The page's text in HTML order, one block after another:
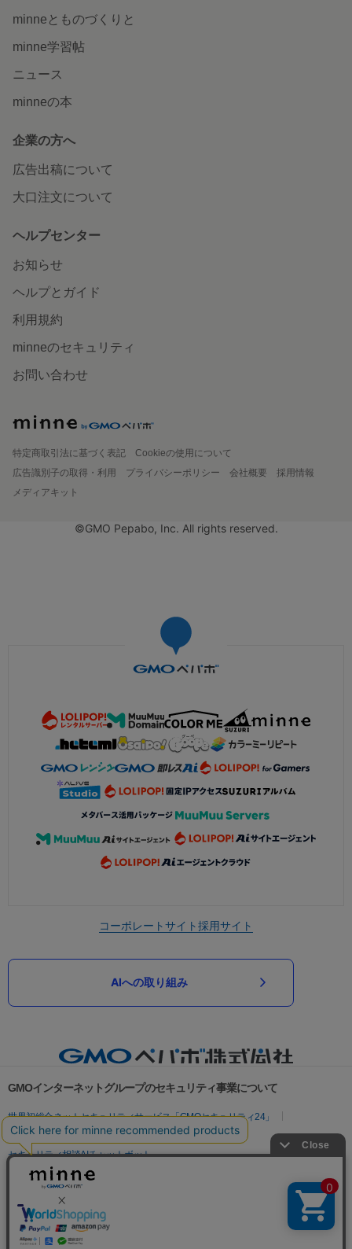
minneとものづくりと
minne学習帖
ニュース
minneの本
企業の方へ
広告出稿について
大口注文について
ヘルプセンター
お知らせ
ヘルプとガイド
利用規約
minneのセキュリティ
お問い合わせ
特定商取引法に基づく表記
Cookieの使用について
広告識別子の取得・利用
プライバシーポリシー 会社概要
採用情報
メディアキット
©GMO Pepabo, Inc. All rights reserved.
コーポレートサイト採用サイト
AIへの取り組み
GMOインターネットグループのセキュリティ事業について
世界初総合ネットセキュリティサービス「GMOセキュリティ24」
パスワード漏洩診断
Webサイトリスク診断
セキュリティ相談AIチャットボット
実在証明・盗聴対策
サイバー攻撃対策（GMO Flatt Security）
セキュリティ事業の軌跡